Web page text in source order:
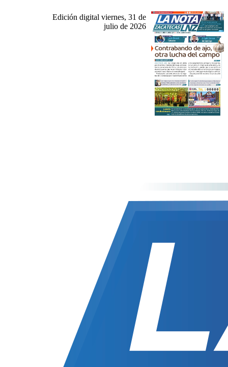
Edición digital viernes, 31 de
julio de 2026